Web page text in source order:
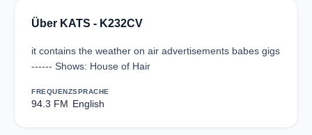
Über KATS - K232CV
it contains the weather on air advertisements babes gigs
------ Shows: House of Hair
FREQUENZ
94.3 FM
SPRACHE
English